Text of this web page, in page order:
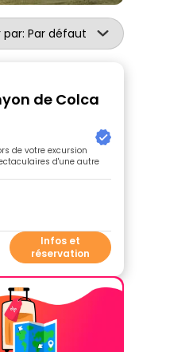
par: Par défaut
de Colca
de votre excursion
d'une autre
Infos et
réservation